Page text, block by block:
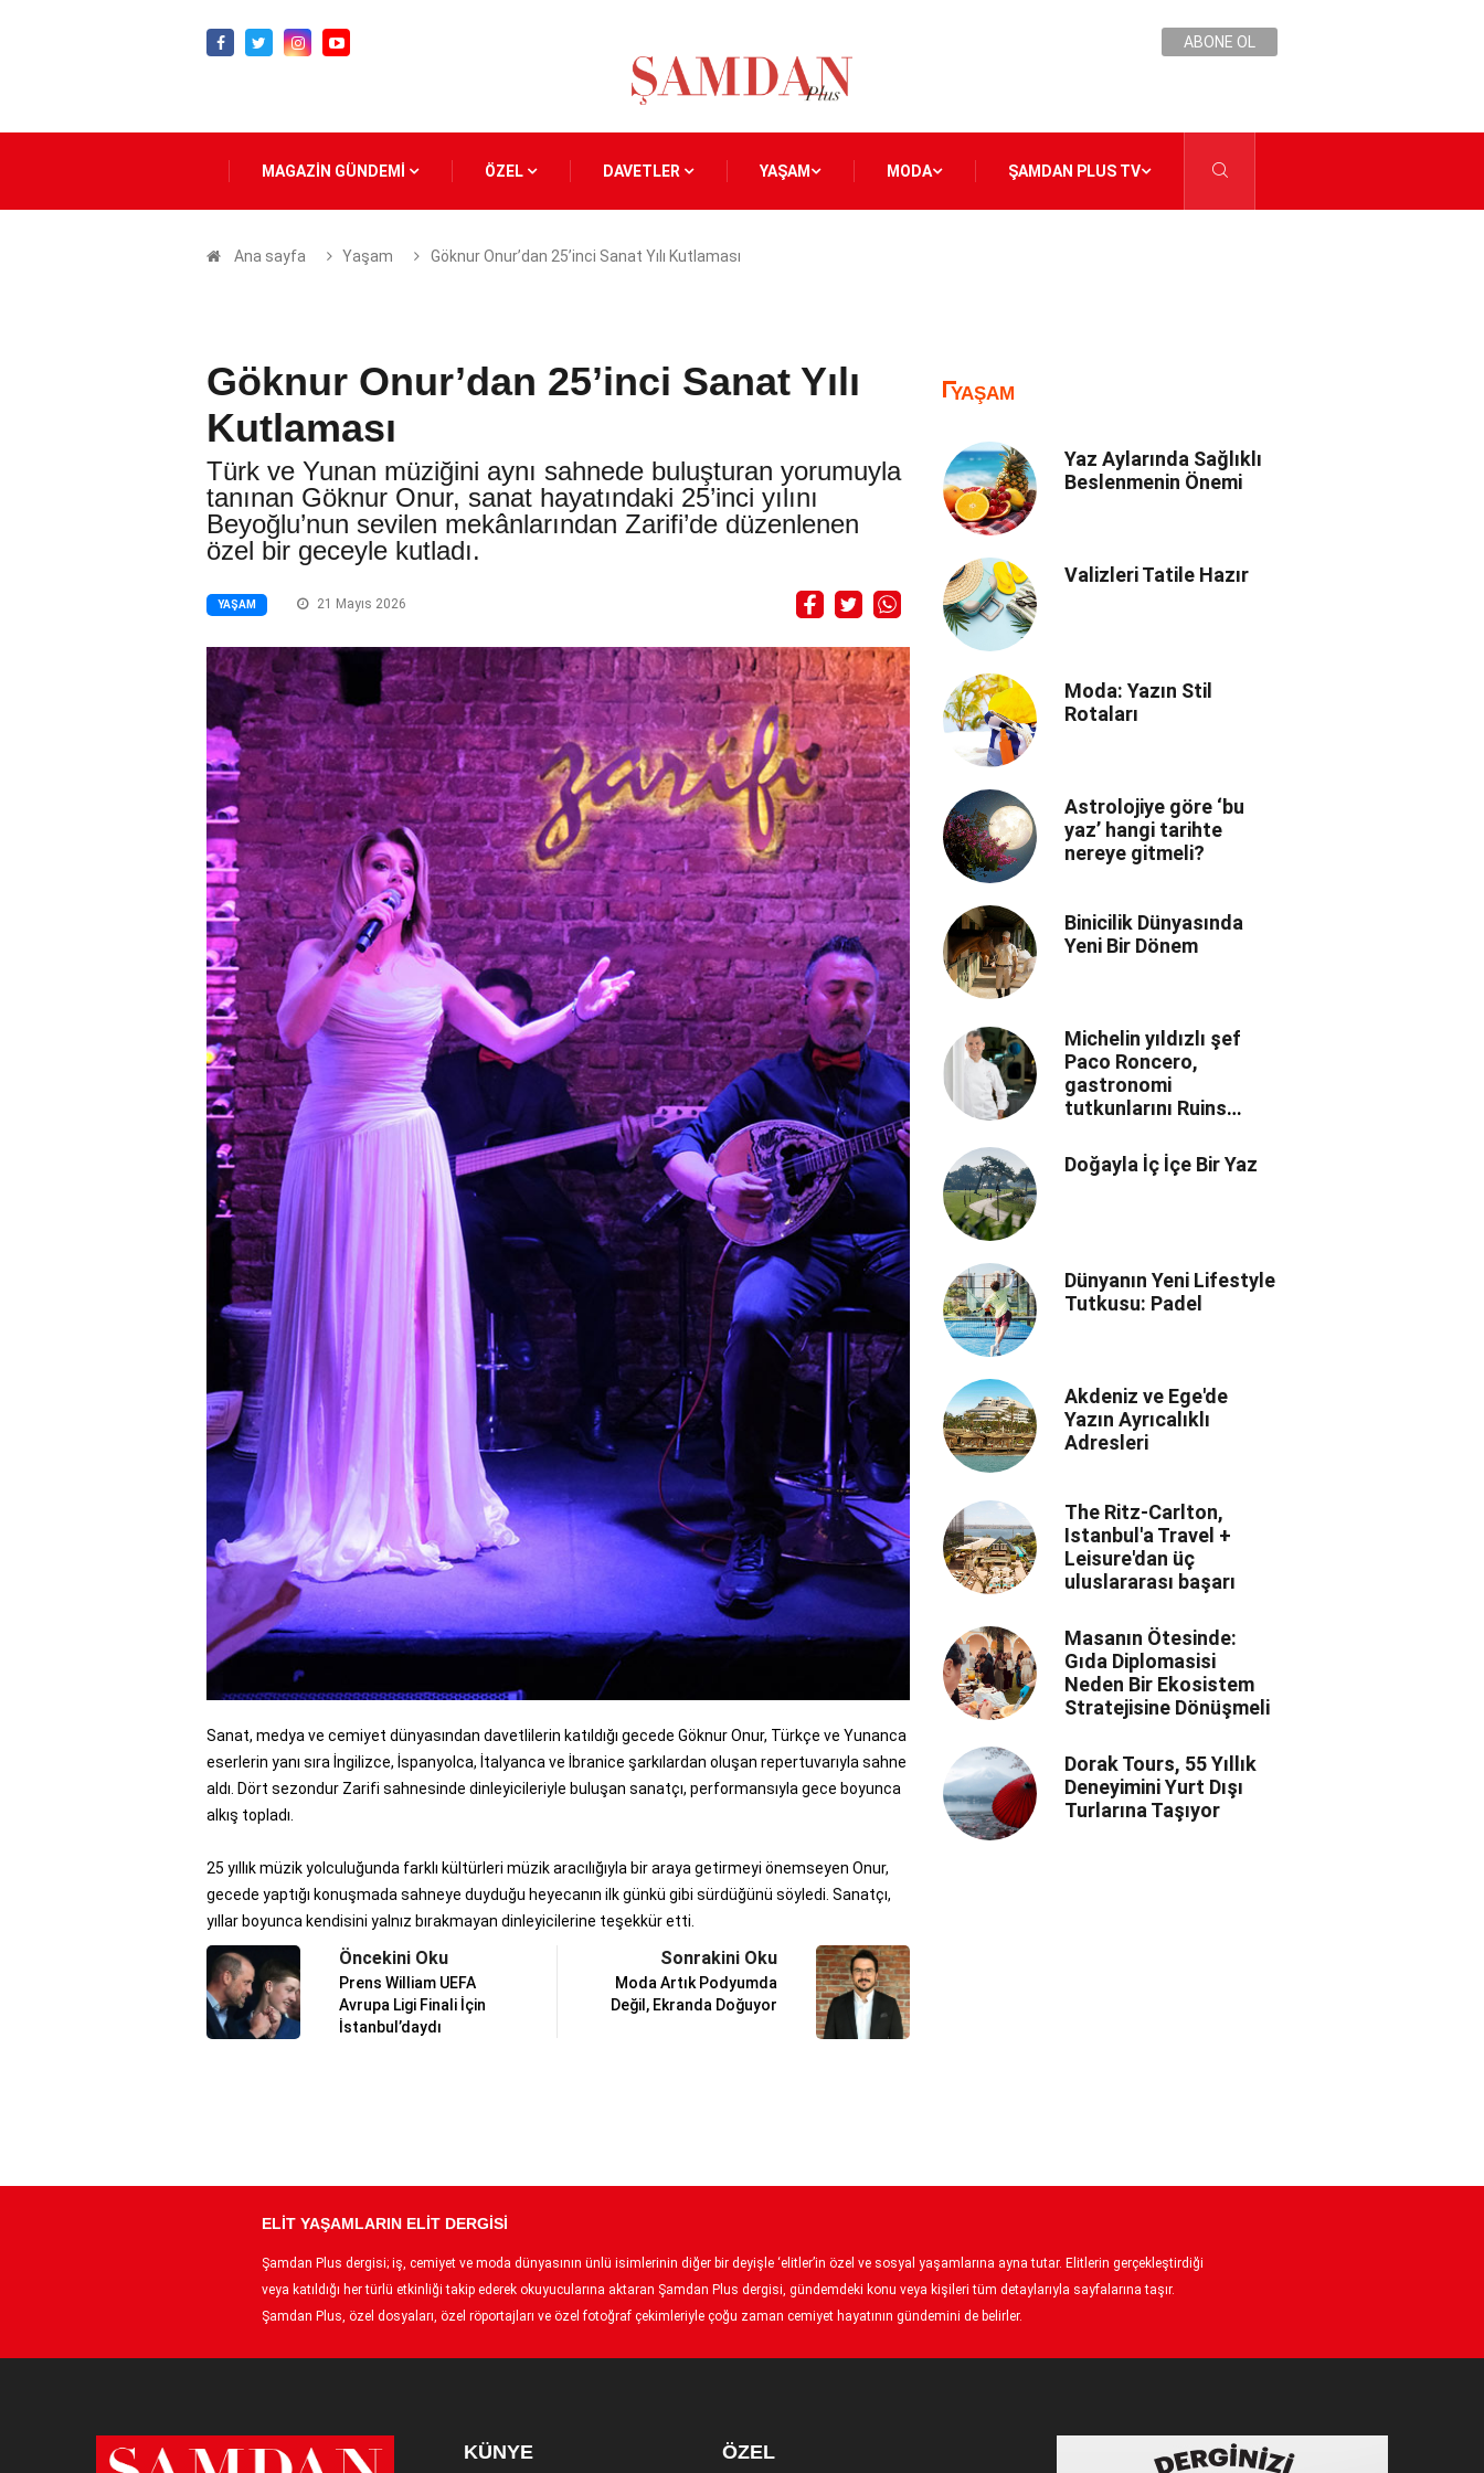
ABONE OL
MAGAZİN GÜNDEMİ ÖZEL DAVETLER YAŞAM MODA ŞAMDAN PLUS TV
Ana sayfa Yaşam Göknur Onur’dan 25’inci Sanat Yılı Kutlaması
Göknur Onur’dan 25’inci Sanat Yılı
Kutlaması
Türk ve Yunan müziğini aynı sahnede buluşturan yorumuyla
tanınan Göknur Onur, sanat hayatındaki 25’inci yılını
Beyoğlu’nun sevilen mekânlarından Zarifi’de düzenlenen
özel bir geceyle kutladı.
YAŞAM 21 Mayıs 2026
Sanat, medya ve cemiyet dünyasından davetlilerin katıldığı gecede Göknur Onur, Türkçe ve Yunanca
eserlerin yanı sıra İngilizce, İspanyolca, İtalyanca ve İbranice şarkılardan oluşan repertuvarıyla sahne
aldı. Dört sezondur Zarifi sahnesinde dinleyicileriyle buluşan sanatçı, performansıyla gece boyunca
alkış topladı.
25 yıllık müzik yolculuğunda farklı kültürleri müzik aracılığıyla bir araya getirmeyi önemseyen Onur,
gecede yaptığı konuşmada sahneye duyduğu heyecanın ilk günkü gibi sürdüğünü söyledi. Sanatçı,
yıllar boyunca kendisini yalnız bırakmayan dinleyicilerine teşekkür etti.
Öncekini Oku
Prens William UEFA
Avrupa Ligi Finali İçin
İstanbul’daydı
Sonrakini Oku
Moda Artık Podyumda
Değil, Ekranda Doğuyor
YAŞAM
Yaz Aylarında Sağlıklı
Beslenmenin Önemi
Valizleri Tatile Hazır
Moda: Yazın Stil
Rotaları
Astrolojiye göre ‘bu
yaz’ hangi tarihte
nereye gitmeli?
Binicilik Dünyasında
Yeni Bir Dönem
Michelin yıldızlı şef
Paco Roncero,
gastronomi
tutkunlarını Ruins
buluşturuyor
Doğayla İç İçe Bir Yaz
Dünyanın Yeni Lifestyle
Tutkusu: Padel
Akdeniz ve Ege'de
Yazın Ayrıcalıklı
Adresleri
The Ritz-Carlton,
Istanbul'a Travel +
Leisure'dan üç
uluslararası başarı
Masanın Ötesinde:
Gıda Diplomasisi
Neden Bir Ekosistem
Stratejisine Dönüşmeli
Dorak Tours, 55 Yıllık
Deneyimini Yurt Dışı
Turlarına Taşıyor
ELİT YAŞAMLARIN ELİT DERGİSİ
Şamdan Plus dergisi; iş, cemiyet ve moda dünyasının ünlü isimlerinin diğer bir deyişle ‘elitler’in özel ve sosyal yaşamlarına ayna tutar. Elitlerin gerçekleştirdiği
veya katıldığı her türlü etkinliği takip ederek okuyucularına aktaran Şamdan Plus dergisi, gündemdeki konu veya kişileri tüm detaylarıyla sayfalarına taşır.
Şamdan Plus, özel dosyaları, özel röportajları ve özel fotoğraf çekimleriyle çoğu zaman cemiyet hayatının gündemini de belirler.
KÜNYE ÖZEL